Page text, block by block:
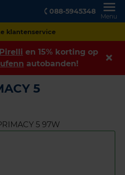
088-5945348
Menu
betalen
Pirelli en 15% korting op
autobanden!
5